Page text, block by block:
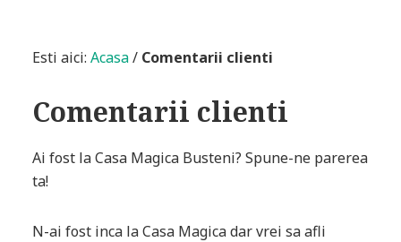
Esti aici: Acasa/ Comentarii clienti
Comentarii clienti
Ai fost la Casa Magica Busteni? Spune-ne parerea
ta!
N-ai fost inca la Casa Magica dar vrei sa afli